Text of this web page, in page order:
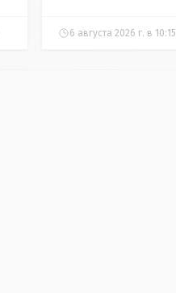
6 августа 2026 г. в 10:15